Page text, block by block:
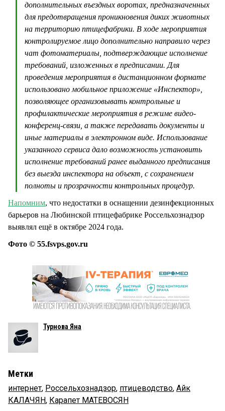
дополнительных въездных воротах, предназначенных
для предотвращения проникновения диких животных
на территорию птицефабрики. В ходе мероприятия
контролируемое лицо дополнительно направило через
чат фотоматериалы, подтверждающие исполнение
требований, изложенных в предписании. Для
проведения мероприятия в дистанционном формате
использовано мобильное приложение «Инспектор»,
позволяющее организовывать контрольные и
профилактические мероприятия в режиме видео-
конференц-связи, а также передавать документы и
иные материалы в электронном виде. Использование
указанного сервиса дало возможность установить
исполнение требований ранее выданного предписания
без выезда инспектора на объект, с сохранением
полноты и прозрачности контрольных процедур.
Напомним, что недостатки в оснащении дезинфекционных
барьеров на Любинской птицефабрике Россельхознадзор
выявлял ещё в октябре 2024 года.
Фото © 55.fsvps.gov.ru
Турнова Яна
Метки
интернет, Россельхознадзор, птицеводство, Айк
КАЛАЧЯН, Карапет МАТЕВОСЯН